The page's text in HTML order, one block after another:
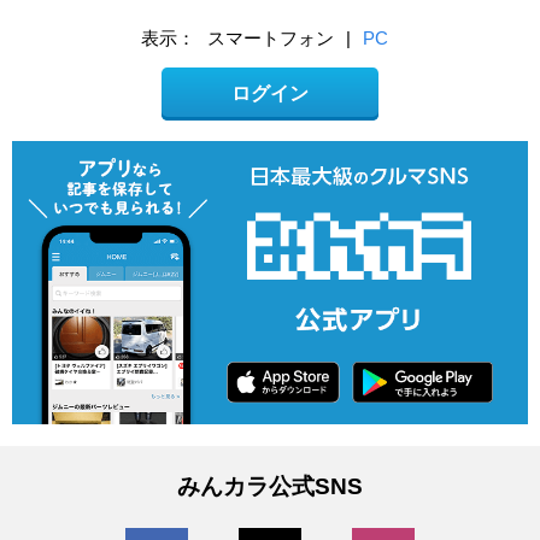
表示： スマートフォン | PC
ログイン
みんカラ公式SNS